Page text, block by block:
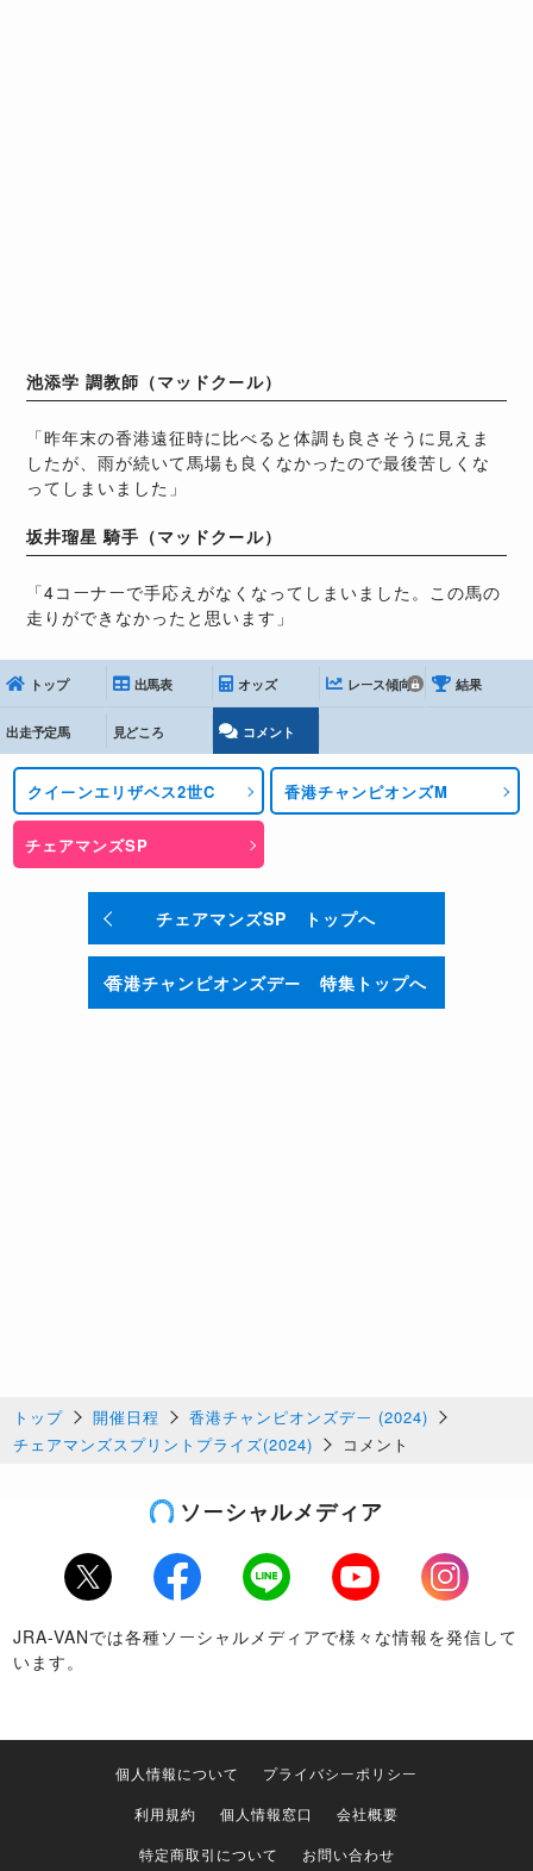
池添学 調教師（マッドクール）
「昨年末の香港遠征時に比べると体調も良さそうに見えま
したが、雨が続いて馬場も良くなかったので最後苦しくな
ってしまいました」
坂井瑠星 騎手（マッドクール）
「4コーナーで手応えがなくなってしまいました。この馬の
走りができなかったと思います」
トップ 出馬表 オッズ レース傾向 結果
出走予定馬 見どころ コメント
クイーンエリザベス2世C 香港チャンピオンズM
チェアマンズSP
チェアマンズSP トップへ
香港チャンピオンズデー 特集トップへ
トップ 開催日程
香港チャンピオンズデー (2024)
チェアマンズスプリントプライズ(2024)
コメント
ソーシャルメディア
Twitter Facebook LINE Youtube
Instagram
JRA-VANでは各種ソーシャルメディアで様々な情報を発信して
います。
個人情報について
プライバシーポリシー
利用規約
個人情報窓口
会社概要
特定商取引について
お問い合わせ